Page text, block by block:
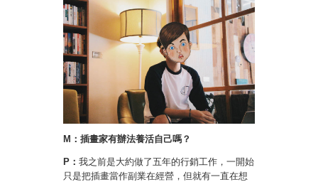
M：插畫家有辦法養活自己嗎？
P： 我之前是大約做了五年的行銷工作，一開始
只是把插畫當作副業在經營，但就有一直在想